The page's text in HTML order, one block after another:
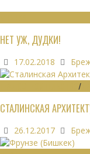
НЕТ УЖ, ДУДКИ!
17.02.2018
/
СТАЛИНСКАЯ
26.12.2017